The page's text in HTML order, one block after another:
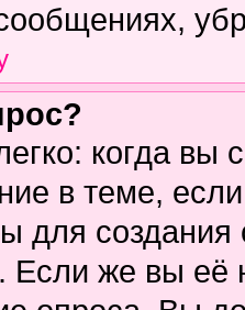
когда вы
в теме,
для
. Если же вы её